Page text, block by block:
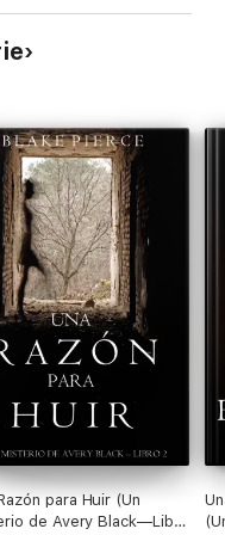
para Huir (Un
de Avery Black—Libro